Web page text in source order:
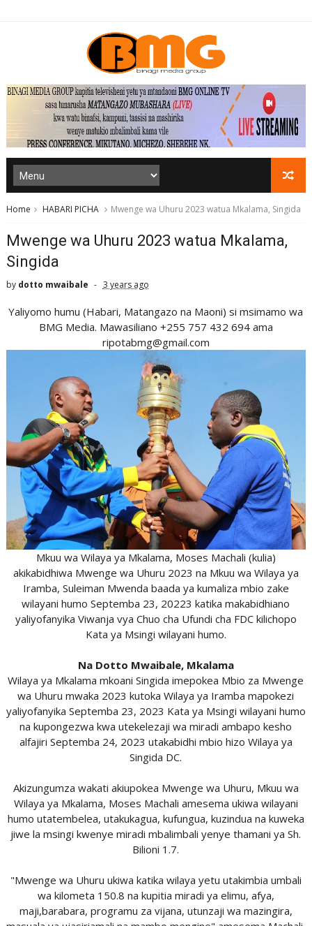
Home HABARI PICHA Mwenge wa Uhuru 2023 watua Mkalama, Singida
Mwenge wa Uhuru 2023 watua Mkalama,
Singida
by dotto mwaibale 3 years ago
Yaliyomo humu (Habari, Matangazo na Maoni) si msimamo wa
BMG Media. Mawasiliano +255 757 432 694 ama
ripotabmg@gmail.com
Mkuu wa Wilaya ya Mkalama, Moses Machali (kulia)
akikabidhiwa Mwenge wa Uhuru 2023 na Mkuu wa Wilaya ya
Iramba, Suleiman Mwenda baada ya kumaliza mbio zake
wilayani humo Septemba 23, 20223 katika makabidhiano
yaliyofanyika Viwanja vya Chuo cha Ufundi cha FDC kilichopo
Kata ya Msingi wilayani humo.
Na Dotto Mwaibale, Mkalama
Wilaya ya Mkalama mkoani Singida imepokea Mbio za Mwenge
wa Uhuru mwaka 2023 kutoka Wilaya ya Iramba mapokezi
yaliyofanyika Septemba 23, 2023 Kata ya Msingi wilayani humo
na kupongezwa kwa utekelezaji wa miradi ambapo kesho
alfajiri Septemba 24, 2023 utakabidhi mbio hizo Wilaya ya
Singida DC.
Akizungumza wakati akiupokea Mwenge wa Uhuru, Mkuu wa
Wilaya ya Mkalama, Moses Machali amesema ukiwa wilayani
humo utatembelea, utakukagua, kufungua, kuzindua na kuweka
jiwe la msingi kwenye miradi mbalimbali yenye thamani ya Sh.
Bilioni 1.7.
"Mwenge wa Uhuru ukiwa katika wilaya yetu utakimbia umbali
wa kilometa 150.8 na kupitia miradi ya elimu, afya,
maji,barabara, programu za vijana, utunzaji wa mazingira,